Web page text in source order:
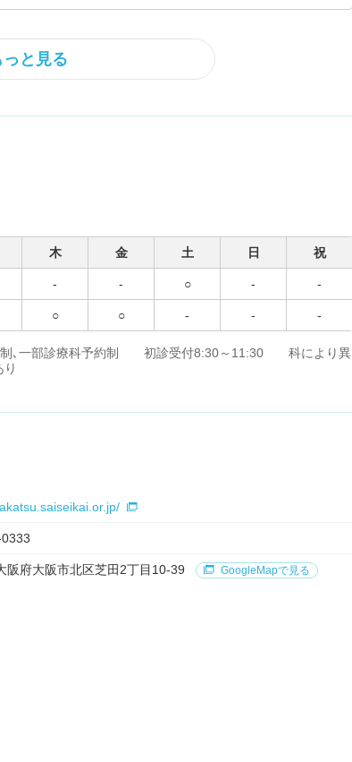
っと見る
木 金 土 日 祝
- - ○ - -
○ ○ - - -
､一部診療科予約制 初診受付8:30～11:30 科により異
阪府大阪市北区芝田2丁目10-39 GoogleMapで見る